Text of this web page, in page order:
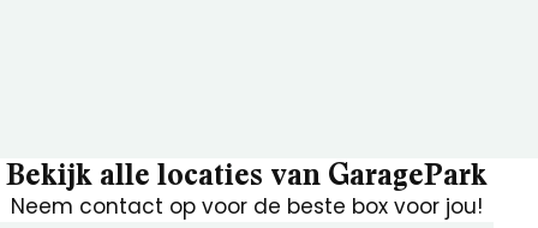
Bekijk alle locaties van GaragePark
Neem contact op voor de beste box voor jou!